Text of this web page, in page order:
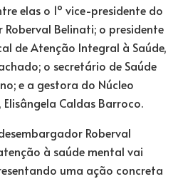
elas o 1º vice-presidente do
Belinati; o presidente
de Atenção Integral à Saúde,
o secretário de Saúde
e a gestora do Núcleo
Caldas Barroco.
Roberval
à saúde mental vai
uma ação concreta